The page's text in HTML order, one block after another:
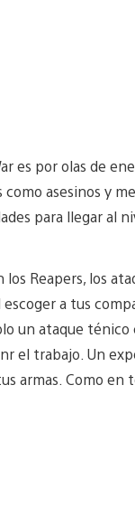
es por olas de
como asesinos y
para llegar al
los Reapers, los
escoger a tus
un ataque ténico
el trabajo. Un
armas. Como en